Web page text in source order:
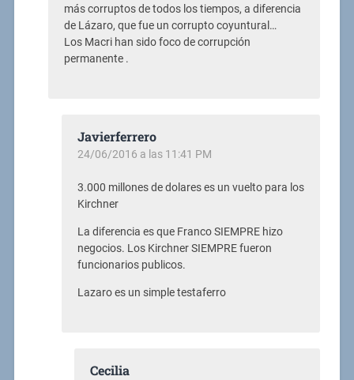
más corruptos de todos los tiempos, a diferencia
de Lázaro, que fue un corrupto coyuntural…
Los Macri han sido foco de corrupción
permanente .
Javierferrero
24/06/2016 a las 11:41 PM
3.000 millones de dolares es un vuelto para los
Kirchner
La diferencia es que Franco SIEMPRE hizo
negocios. Los Kirchner SIEMPRE fueron
funcionarios publicos.
Lazaro es un simple testaferro
Cecilia